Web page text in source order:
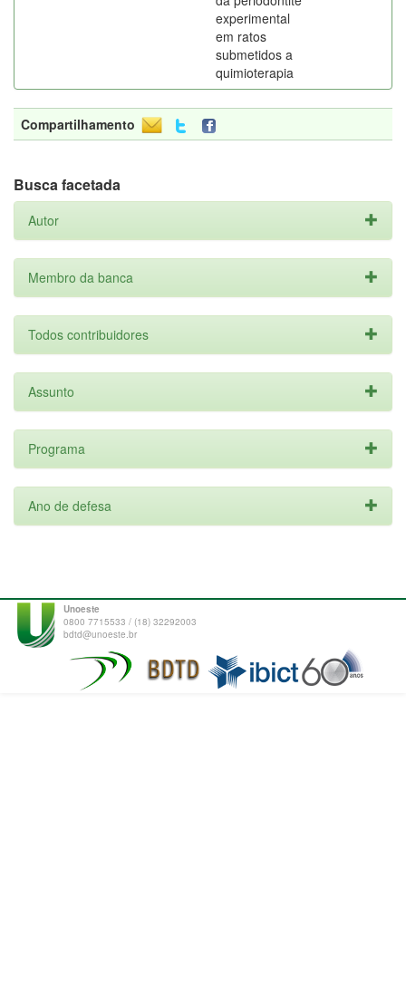
experimental
em ratos
submetidos a
quimioterapia
Compartilhamento
Busca facetada
Autor
Membro da banca
Todos contribuidores
Assunto
Programa
Ano de defesa
Unoeste
0800 7715533 / (18) 32292003
bdtd@unoeste.br